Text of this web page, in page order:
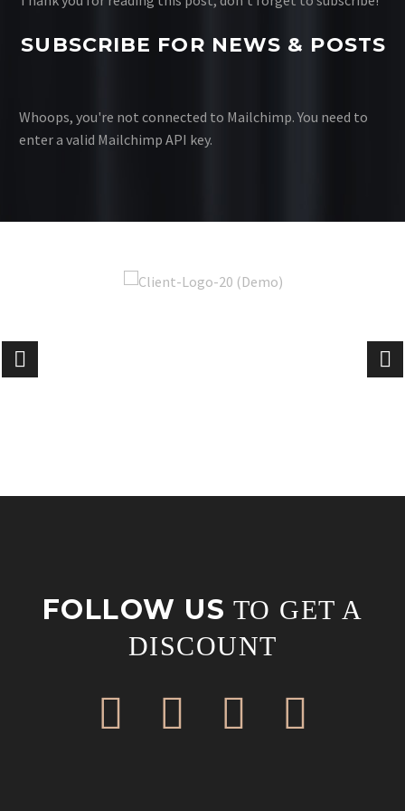
SUBSCRIBE FOR NEWS & POSTS
Whoops, you're not connected to Mailchimp. You need to
enter a valid Mailchimp API key.
FOLLOW US TO GET A
DISCOUNT